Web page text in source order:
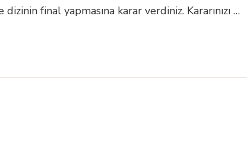
final yapmasına karar verdiniz. Kararınızı …